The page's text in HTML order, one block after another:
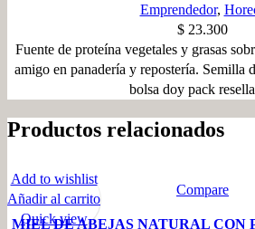
Emprendedor,
$ 23.300
Fuente de proteína vegetales y grasas
amigo en panadería y repostería. Semilla
bolsa doy pack
Productos relacionados
Compare
MIEL DE ABEJAS NATURAL CON
Add to wishlist
Añadir al carrito
Quick view